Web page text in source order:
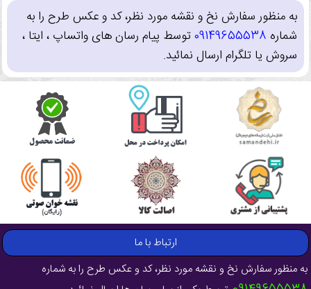
به منظور سفارش نخ و نقشه مورد نظر، کد و عکس طرح را به
شماره 09149655538توسط پیام رسان های واتساپ ، ایتا ،
سروش یا تلگرام ارسال نمائید.
ارتباط با ما
به منظور سفارش نخ و نقشه مورد نظر، کد و عکس طرح را به شماره